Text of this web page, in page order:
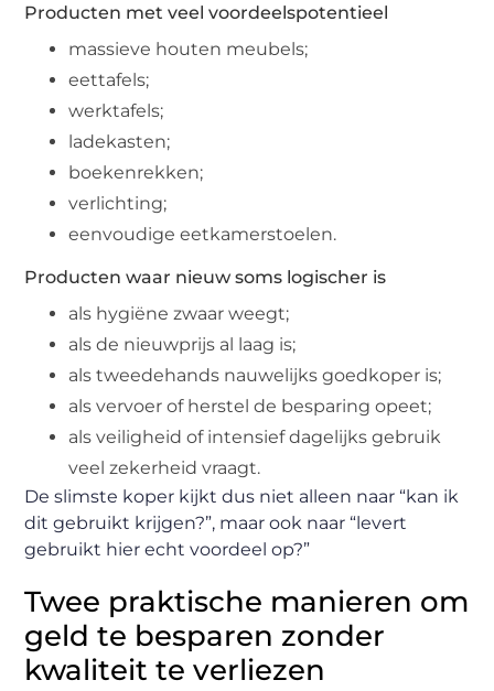
Producten met veel voordeelspotentieel
massieve houten meubels;
eettafels;
werktafels;
ladekasten;
boekenrekken;
verlichting;
eenvoudige eetkamerstoelen.
Producten waar nieuw soms logischer is
als hygiëne zwaar weegt;
als de nieuwprijs al laag is;
als tweedehands nauwelijks goedkoper is;
als vervoer of herstel de besparing opeet;
als veiligheid of intensief dagelijks gebruik
veel zekerheid vraagt.
De slimste koper kijkt dus niet alleen naar “kan ik
dit gebruikt krijgen?”, maar ook naar “levert
gebruikt hier echt voordeel op?”
Twee praktische manieren om
geld te besparen zonder
kwaliteit te verliezen